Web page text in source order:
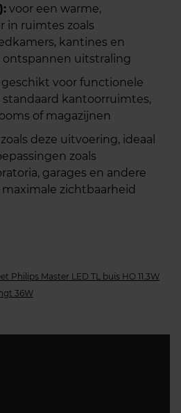
voor een warme,
in ruimtes zoals
kantines en
uitstraling
geschikt voor functionele
kantoorruimtes,
of magazijnen
zoals deze uitvoering, ideaal
zoals
garages en andere
zichtbaarheid
Philips Master LED TL buis HO 11.3W
36W